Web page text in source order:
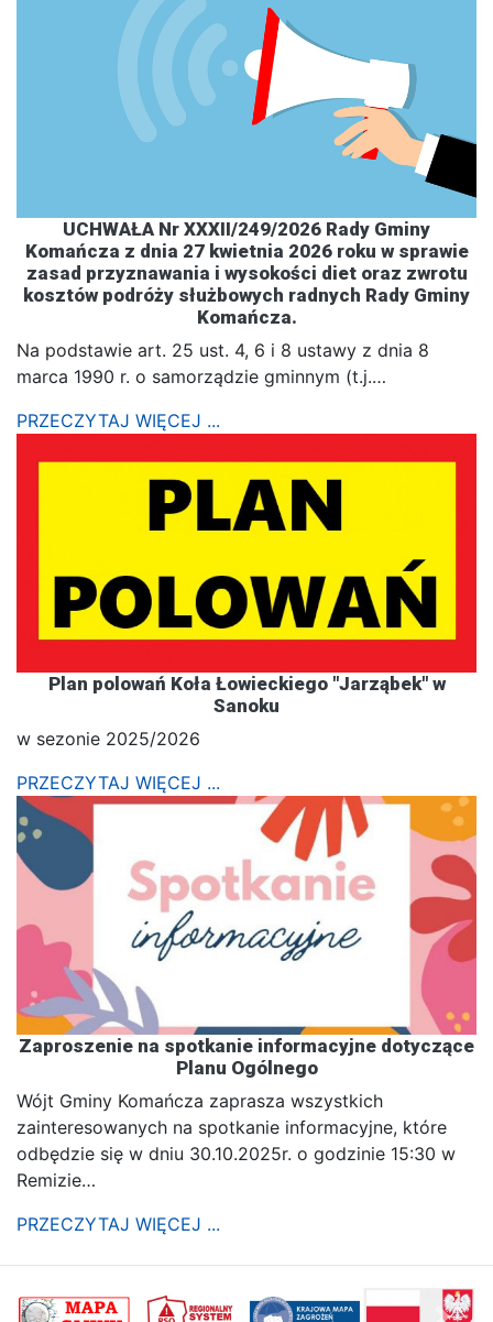
UCHWAŁA Nr XXXII/249/2026 Rady Gminy
Komańcza z dnia 27 kwietnia 2026 roku w sprawie
zasad przyznawania i wysokości diet oraz zwrotu
kosztów podróży służbowych radnych Rady Gminy
Komańcza.
Na podstawie art. 25 ust. 4, 6 i 8 ustawy z dnia 8
marca 1990 r. o samorządzie gminnym (t.j.…
PRZECZYTAJ WIĘCEJ ...
Plan polowań Koła Łowieckiego "Jarząbek" w
Sanoku
w sezonie 2025/2026
PRZECZYTAJ WIĘCEJ ...
Zaproszenie na spotkanie informacyjne dotyczące
Planu Ogólnego
Wójt Gminy Komańcza zaprasza wszystkich
zainteresowanych na spotkanie informacyjne, które
odbędzie się w dniu 30.10.2025r. o godzinie 15:30 w
Remizie…
PRZECZYTAJ WIĘCEJ ...